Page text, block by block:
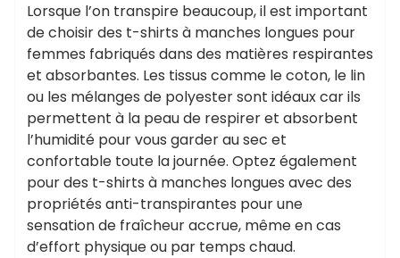
Lorsque l’on transpire beaucoup, il est important
de choisir des t-shirts à manches longues pour
femmes fabriqués dans des matières respirantes
et absorbantes. Les tissus comme le coton, le lin
ou les mélanges de polyester sont idéaux car ils
permettent à la peau de respirer et absorbent
l’humidité pour vous garder au sec et
confortable toute la journée. Optez également
pour des t-shirts à manches longues avec des
propriétés anti-transpirantes pour une
sensation de fraîcheur accrue, même en cas
d’effort physique ou par temps chaud.